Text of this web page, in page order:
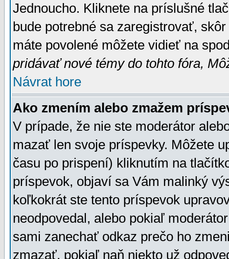
Jednoucho. Kliknete na príslušné
bude potrebné sa zaregistrovať,
máte povolené môžete vidieť na
pridávať nové témy do tohto fóra,
Návrat hore
Ako zmením alebo zmažem
V prípade, že nie ste moderátor
mazať len svoje príspevky. Môžete
času po prispení) kliknutím na
príspevok, objaví sa Vám malinký
koľkokrát ste tento príspevok
neodpovedal, alebo pokiaľ
sami zanechať odkaz prečo ho
zmazať, pokiaľ naň niekto už